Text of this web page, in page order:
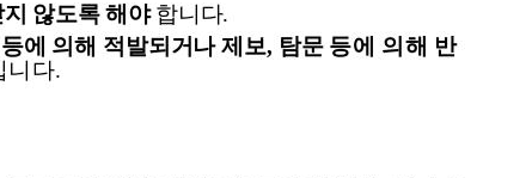
않도록 해야 합니다.
에 의해 적발되거나 제보, 탐문 등에 의해 반
니다.